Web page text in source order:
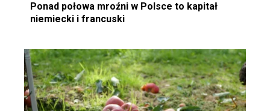
Ponad połowa mroźni w Polsce to kapitał
niemiecki i francuski